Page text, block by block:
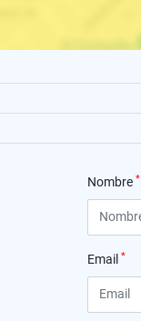
Nombre *
Email *